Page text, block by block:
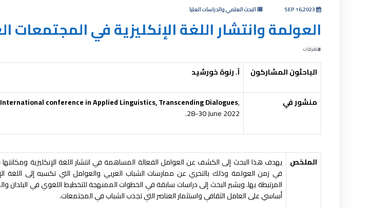
البحث العلمي والدراسات العليا
العولمة وانتشار اللغة الإنكليزية في المجتمعات
متفرقات
الباحثون المشاركون آ. رنوة خورشيد
منشور في conference in Applied Linguistics, Transcending Dialogues,
28-30 June 2022.
الملخص
يهدف هذا البحث إلى الكشف عن العوامل الفعالة المساهمة في انتشار اللغة الإنكليزية ومكانتها
في زمن العولمة وذلك بالتحري عن ممارسات الشباب العربي والعوامل التي تكسبه إلى اللغة
المرتبطة بها. ويشير البحث إلى دراسات سابقة في الخطوات الممنهجة للتخطيط اللغوي في البلدان
أساسي على العامل الثقافي واستثمار العناصر التي تجذب الشباب في المجتمعات.